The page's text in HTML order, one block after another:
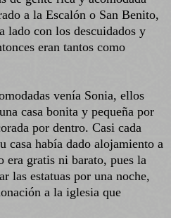
a la Escalón o San Benito,
lado con los descuidados y
eran tantos como
venía Sonia, ellos
casa bonita y pequeña por
por dentro. Casi cada
casa había dado alojamiento a
era gratis ni barato, pues la
las estatuas por una noche,
a la iglesia que